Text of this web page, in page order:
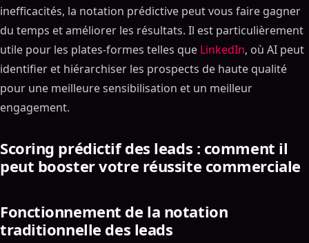
inefficacités, la notation prédictive peut vous faire gagner
du temps et améliorer les résultats. Il est particulièrement
utile pour les plates-formes telles que LinkedIn, où AI peut
identifier et hiérarchiser les prospects de haute qualité
pour une meilleure sensibilisation et un meilleur
engagement.
Scoring prédictif des leads : comment il
peut booster votre réussite commerciale
Fonctionnement de la notation
traditionnelle des leads